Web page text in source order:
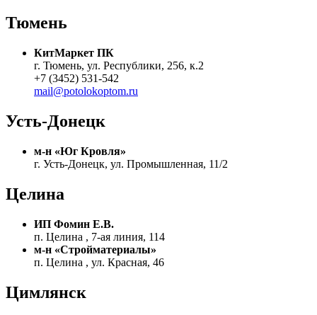
Тюмень
КитМаркет ПК
г. Тюмень, ул. Республики, 256, к.2
+7 (3452) 531-542
mail@potolokoptom.ru
Усть-Донецк
м-н «Юг Кровля»
г. Усть-Донецк, ул. Промышленная, 11/2
Целина
ИП Фомин Е.В.
п. Целина , 7-ая линия, 114
м-н «Стройматериалы»
п. Целина , ул. Красная, 46
Цимлянск